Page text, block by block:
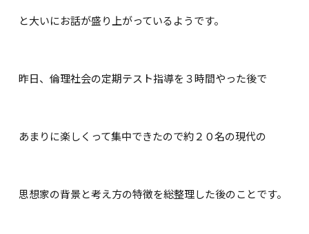
と大いにお話が盛り上がっているようです。
昨日、倫理社会の定期テスト指導を３時間やった後で
あまりに楽しくって集中できたので約２０名の現代の
思想家の背景と考え方の特徴を総整理した後のことです。